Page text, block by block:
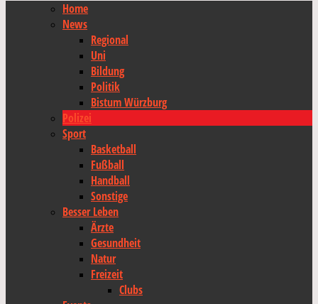
Home
News
Regional
Uni
Bildung
Politik
Bistum Würzburg
Polizei
Sport
Basketball
Fußball
Handball
Sonstige
Besser Leben
Ärzte
Gesundheit
Natur
Freizeit
Clubs